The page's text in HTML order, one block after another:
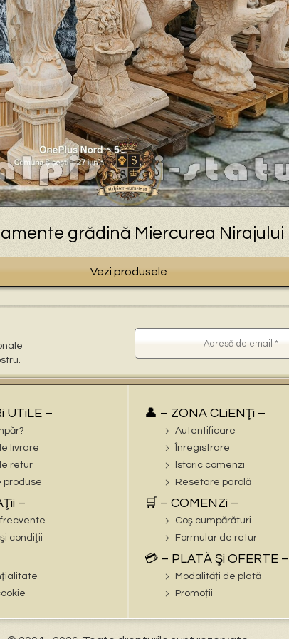
grădină Miercurea Nirajului
Vezi produsele
UTiLE –
livrare
retur
produse
–
frecvente
condiţii
👤 – ZONA CLiENŢi –
Autentificare
Înregistrare
Istoric comenzi
Resetare parolă
🛒 – COMENZi –
Coş cumpărături
Formular de retur
💳 – PLATĂ Şi OFERTE –
Modalități de plată
Promoții